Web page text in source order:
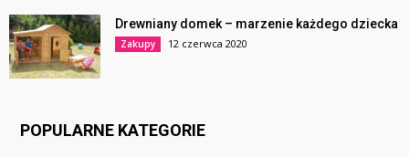
Drewniany domek – marzenie każdego dziecka
Zakupy 12 czerwca 2020
POPULARNE KATEGORIE